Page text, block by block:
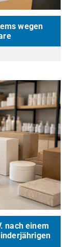
wegen
nach einem